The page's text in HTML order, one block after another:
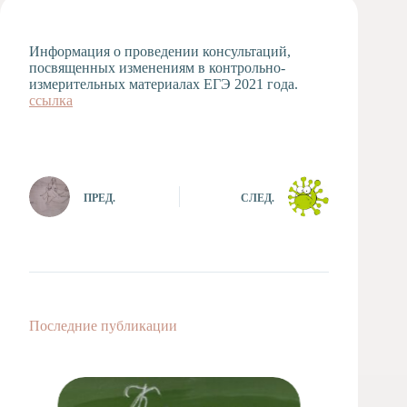
Музыкальное
отделение
Информация о проведении консультаций,
посвященных изменениям в контрольно-
измерительных материалах ЕГЭ 2021 года.
ссылка
ПРЕД. СЛЕД.
Последние публикации